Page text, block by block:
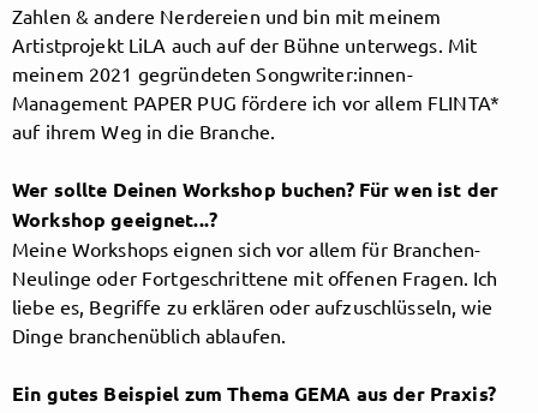
About Posts Guestbook Shop
Zahlen & andere Nerdereien und bin mit meinem
Artistprojekt LiLA auch auf der Bühne unterwegs. Mit
meinem 2021 gegründeten Songwriter:innen-
Management PAPER PUG fördere ich vor allem FLINTA*
auf ihrem Weg in die Branche.
Wer sollte Deinen Workshop buchen? Für wen ist der
Workshop geeignet...?
Meine Workshops eignen sich vor allem für Branchen-
Neulinge oder Fortgeschrittene mit offenen Fragen. Ich
liebe es, Begriffe zu erklären oder aufzuschlüsseln, wie
Dinge branchenüblich ablaufen.
Ein gutes Beispiel zum Thema GEMA aus der Praxis?
Follow
MusicPoolBerlin, and
immediately